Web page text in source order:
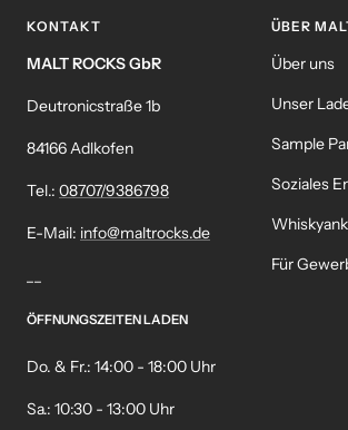
KONTAKT
MALT ROCKS GbR
Deutronicstraße 1b
84166 Adlkofen
Tel.: 08707/9386798
E-Mail: info@maltrocks.de
ÖFFNUNGSZEITEN LADEN
Do. & Fr.: 14:00 - 18:00 Uhr
Sa.: 10:30 - 13:00 Uhr
ÜBER
Über uns
Unser
Sample
Soziales
Für